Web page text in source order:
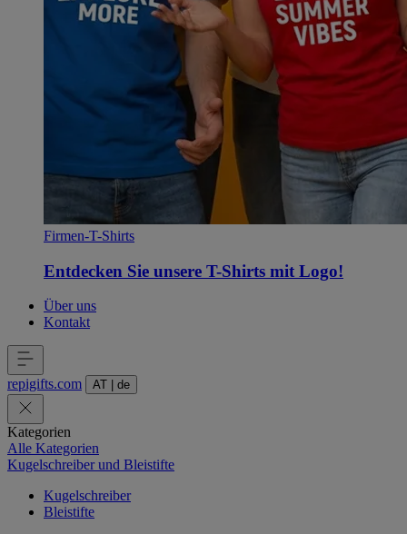
Firmen-T-Shirts
Entdecken Sie unsere T-Shirts mit Logo!
Über uns
Kontakt
repigifts.com AT de
Kategorien
Alle Kategorien
Kugelschreiber und Bleistifte
Kugelschreiber
Bleistifte